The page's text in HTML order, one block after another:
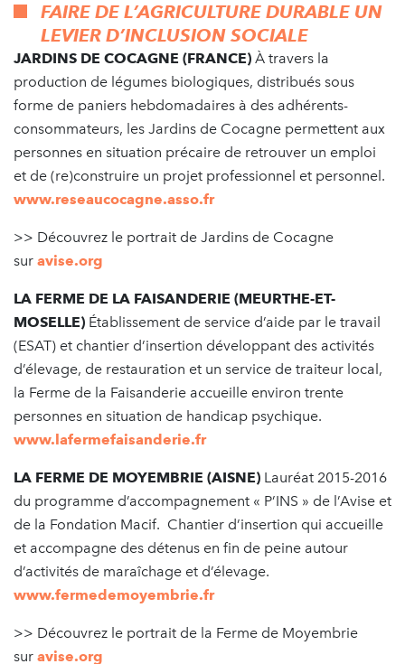
FAIRE DE L’AGRICULTURE DURABLE UN
LEVIER D’INCLUSION SOCIALE
JARDINS DE COCAGNE (FRANCE) À travers la
production de légumes biologiques, distribués sous
forme de paniers hebdomadaires à des adhérents-
consommateurs, les Jardins de Cocagne permettent aux
personnes en situation précaire de retrouver un emploi
et de (re)construire un projet professionnel et personnel.
www.reseaucocagne.asso.fr
>> Découvrez le portrait de Jardins de Cocagne
sur avise.org
LA FERME DE LA FAISANDERIE (MEURTHE-ET-
MOSELLE) Établissement de service d’aide par le travail
(ESAT) et chantier d’insertion développant des activités
d’élevage, de restauration et un service de traiteur local,
la Ferme de la Faisanderie accueille environ trente
personnes en situation de handicap psychique.
www.lafermefaisanderie.fr
LA FERME DE MOYEMBRIE (AISNE) Lauréat 2015-2016
du programme d’accompagnement « P’INS » de l’Avise et
de la Fondation Macif. Chantier d’insertion qui accueille
et accompagne des détenus en fin de peine autour
d’activités de maraîchage et d’élevage.
www.fermedemoyembrie.fr
>> Découvrez le portrait de la Ferme de Moyembrie
sur avise.org